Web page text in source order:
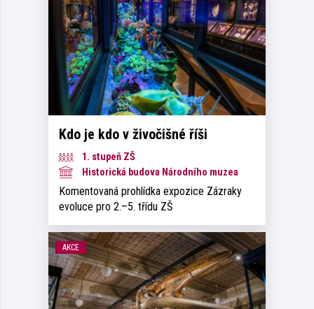
Kdo je kdo v živočišné říši
1. stupeň ZŠ
Historická budova Národního muzea
Komentovaná prohlídka expozice Zázraky
evoluce pro 2.–5. třídu ZŠ
AKCE